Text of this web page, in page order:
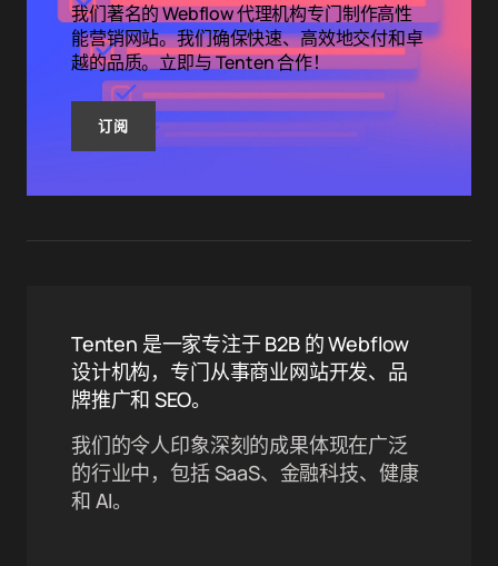
我们著名的 Webflow 代理机构专门制作高性
能营销网站。我们确保快速、高效地交付和卓
越的品质。立即与 Tenten 合作！
订阅
Tenten 是一家专注于 B2B 的 Webflow
设计机构，专门从事商业网站开发、品
牌推广和 SEO。
我们的令人印象深刻的成果体现在广泛
的行业中，包括 SaaS、金融科技、健康
和 AI。